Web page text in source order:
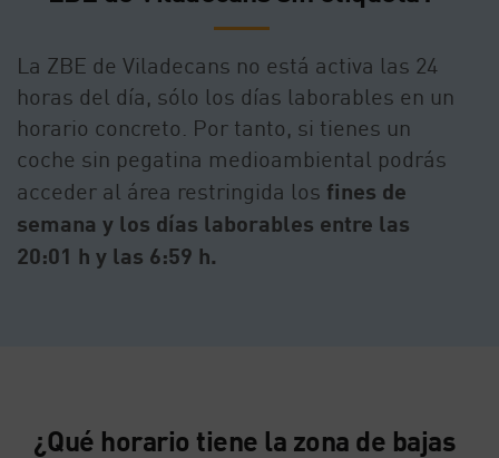
La ZBE de Viladecans no está activa las 24
horas del día, sólo los días laborables en un
horario concreto. Por tanto, si tienes un
coche sin pegatina medioambiental podrás
acceder al área restringida los fines de
semana y los días laborables entre las
20:01 h y las 6:59 h.
¿Qué horario tiene la zona de bajas